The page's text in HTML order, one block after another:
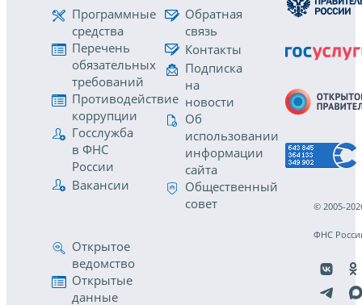
Программные
средства
Перечень
обязательных
требований
Противодействие
коррупции
Госслужба
в ФНС
России
Вакансии
Обратная
связь
Контакты
Подписка
на
новости
Об
использовании
информации
сайта
Общественный
совет
Открытое
ведомство
Открытые
данные
© 2005-
ФНС